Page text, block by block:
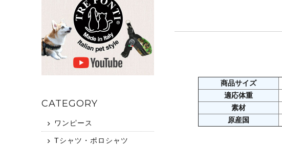
CATEGORY
ワンピース
Tシャツ・ポロシャツ
商品サイズ
適応体重
素材
原産国